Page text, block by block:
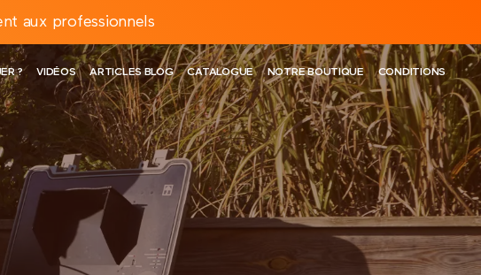
aux professionnels
? VIDÉOS ARTICLES BLOG CATALOGUE NOTRE BOUTIQUE CONDITIONS